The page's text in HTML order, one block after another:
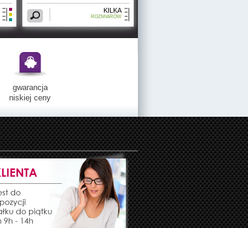
KILKA
ROZMIARÓW
gwarancja
niskiej ceny